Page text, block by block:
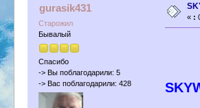
gurasik431
Старожил
Бывалый
Спасибо
-> Вы поблагодарили: 5
-> Вас поблагодарили: 428
« :